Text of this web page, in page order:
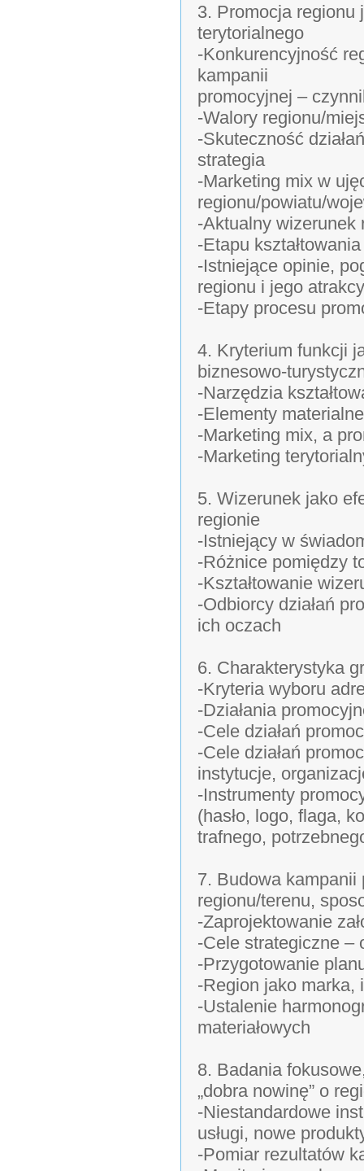
3. Promocja regionu
terytorialnego
-Konkurencyjność
kampanii
promocyjnej –
-Walory regionu/
-Skuteczność
strategia
-Marketing mix w
regionu/powiatu/
-Aktualny wizerunek
-Etapu
-Istniejące opinie,
regionu i jego
-Etapy procesu
4. Kryterium funkcji
biznesowo-
-Narzędzia
-Elementy
-Marketing mix, a
-Marketing
5. Wizerunek jako
regionie
-Istniejący w
-Różnice pomiędzy
-Kształtowanie
-Odbiorcy działań
ich oczach
6. Charakterystyka
-Kryteria wyboru
-Działania
-Cele działań
-Cele działań
instytucje,
-Instrumenty
(hasło, logo, flaga,
trafnego,
7. Budowa
regionu/terenu,
-Zaprojektowanie
-Cele strategiczne –
-Przygotowanie
-Region jako marka,
-Ustalenie
materiałowych
8. Badania
„dobra nowinę” o
-Niestandardowe
usługi, nowe
-Pomiar rezultatów